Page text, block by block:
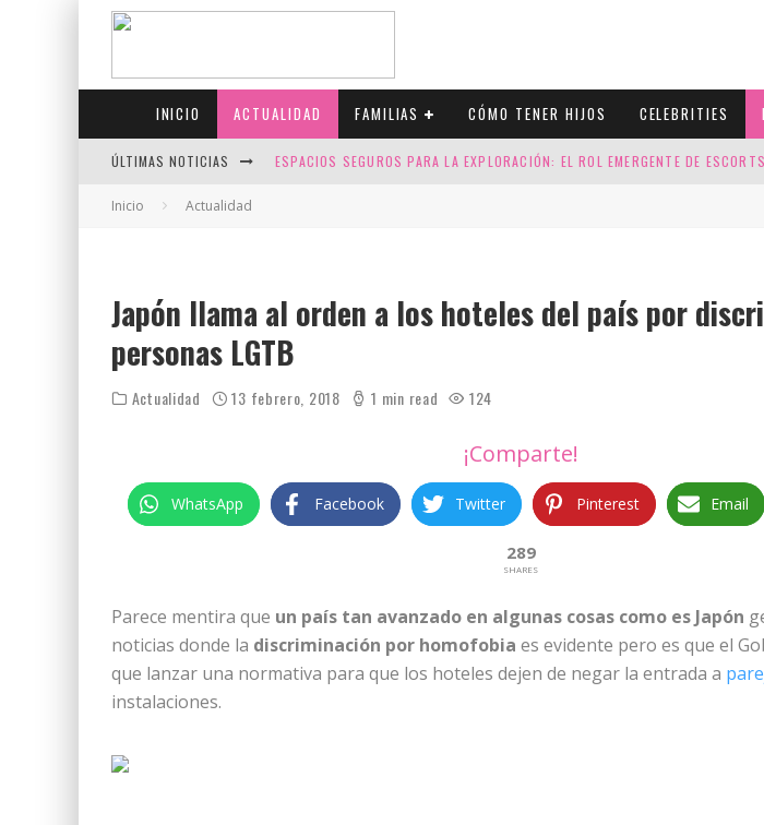
INICIO ACTUALIDAD FAMILIAS CÓMO TENER HIJOS CELEBRITIES
ÚLTIMAS NOTICIAS ESPACIOS SEGUROS PARA LA EXPLORACIÓN: EL ROL EMERGENTE DE
Inicio Actualidad
Japón llama al orden a los hoteles del país por
personas LGTB
Actualidad 13 febrero, 2018 1 min read 124
¡Comparte!
WhatsApp Facebook Twitter Pinterest Email
289
SHARES
Parece mentira que un país tan avanzado en algunas cosas como es Japón
noticias donde la discriminación por homofobia es evidente pero es que el
que lanzar una normativa para que los hoteles dejen de negar la entrada a
instalaciones.